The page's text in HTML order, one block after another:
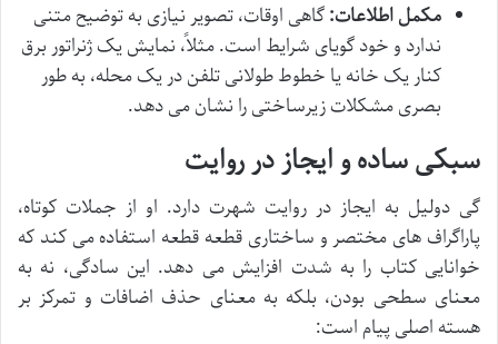
مکمل اطلاعات:گاهی اوقات، تصویر نیازی به توضیح متنی
ندارد و خود گویای شرایط است. مثلاً، نمایش یک ژنراتور برق
کنار یک خانه یا خطوط طولانی تلفن در یک محله، به طور
بصری مشکلات زیرساختی را نشان می دهد.
سبکی ساده و ایجاز در روایت
گی دولیل به ایجاز در روایت شهرت دارد. او از جملات کوتاه،
پاراگراف های مختصر و ساختاری قطعه قطعه استفاده می کند که
خوانایی کتاب را به شدت افزایش می دهد. این سادگی، نه به
معنای سطحی بودن، بلکه به معنای حذف اضافات و تمرکز بر
هسته اصلی پیام است: